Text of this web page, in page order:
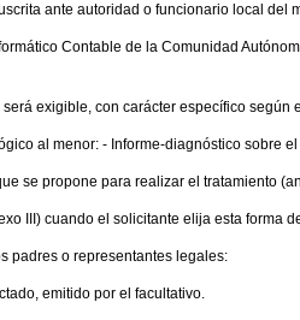
ante autoridad o funcionario local del
Contable de la Comunidad
exigible, con carácter específico según
al menor: - Informe-diagnóstico sobre
se propone para realizar el tratamiento
III) cuando el solicitante elija esta forma
padres o representantes legales:
emitido por el facultativo.